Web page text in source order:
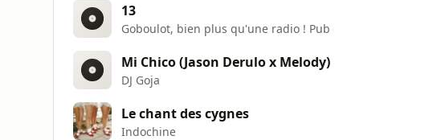
13
Goboulot, bien plus qu'une radio ! Pub
Mi Chico (Jason Derulo x Melody)
DJ Goja
Le chant des cygnes
Indochine